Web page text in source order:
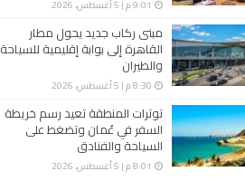
9:01 م | 5 أغسطس، 2026
مبنى ركاب جديد يحول مطار
القاهرة إلى بوابة إقليمية للسياحة
والطيران
8:30 م | 5 أغسطس، 2026
توترات المنطقة تعيد رسم خريطة
السفر في عُمان وتضغط على
السياحة والفنادق
8:01 م | 5 أغسطس، 2026